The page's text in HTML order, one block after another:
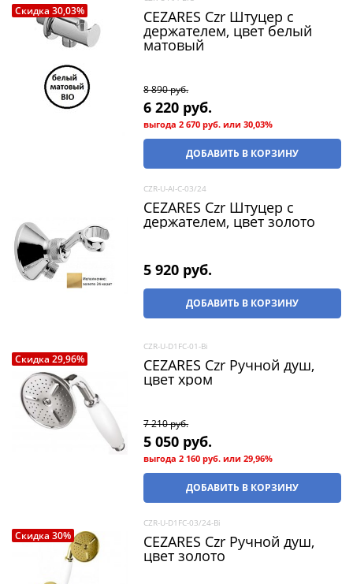
Скидка 30,03% CEZARES Czr Штуцер с
держателем, цвет белый
матовый
8 890 руб.
6 220 руб.
выгода2 670 руб. или30,03%
ДОБАВИТЬ В КОРЗИНУ
CZR-U-AI-C-03/24
CEZARES Czr Штуцер с
держателем, цвет золото
5 920 руб.
ДОБАВИТЬ В КОРЗИНУ
Скидка 29,96%
CZR-U-D1FC-01-Bi
CEZARES Czr Ручной душ,
цвет хром
7 210 руб.
5 050 руб.
выгода2 160 руб. или29,96%
ДОБАВИТЬ В КОРЗИНУ
Скидка 30%
CZR-U-D1FC-03/24-Bi
CEZARES Czr Ручной душ,
цвет золото